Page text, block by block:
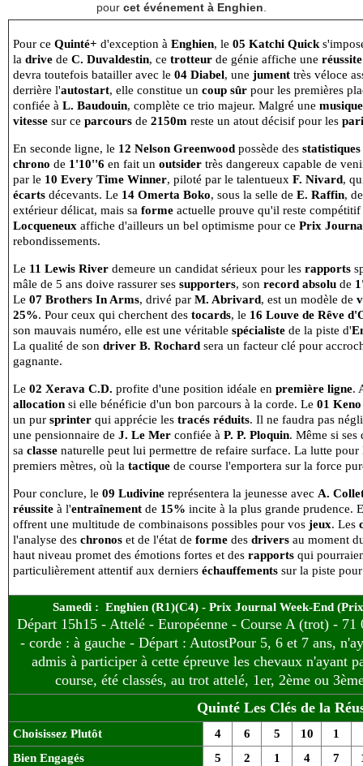
pour cet événement à Enghien.
Pour ce Quinté+ d'exception à Enghien, le 05 Katchi Quick
la drive de C. Duvaldestin, ce trotteur de génie affiche une réussite
devra toutefois batailler avec le 04 Diabel, une jument très véloce
derrière l'autostart, elle constitue un coup sûr pour les premières
confiée à L. Baudouin, complète ce trio majeur. Malgré une musique
vitesse sur ce parcours de 2150m reste un atout décisif pour les
En seconde ligne, le 12 Nelson Greenwood possède des statistiques
chrono de 1'10''6 en fait un outsider très dangereux capable de
par le 10 Every Time Winner, piloté par le talentueux F. Nivard,
écarts décevants. Le 14 Omerta Boko, sous la selle de E. Raffin,
extérieur délicat, mais sa forme actuelle prouve qu'il reste
Locqueneux affiche d'ailleurs un bel optimisme pour ce Prix
rebondissements.
Le 11 Lewis River demeure un candidat sérieux pour les rapports
mâle de 5 ans doive rassurer ses supporters, son record absolu de
Le 07 Brothers In Arms, drivé par M. Abrivard, est un modèle de
25%. Pour ceux qui cherchent des tocards, le 16 Louve de Rêve
son mauvais numéro, elle est une véritable spécialiste de la piste d'
La qualité de son driver B. Rochard sera un facteur clé pour
gagnante.
Le 02 Xerava C.D. profite d'une position idéale en première ligne.
allocation si elle bénéficie d'un bon parcours à la corde. Le 01
un pur sprinter qui apprécie les tracés réduits. Il ne faudra pas
une pensionnaire de J. Le Mer confiée à P. P. Ploquin. Même si ses
sa classe naturelle peut lui permettre de refaire surface. La lutte
premiers mètres, où la tactique de course l'emportera sur la force
Pour conclure, le 09 Ludivine représentera la jeunesse avec A.
réussite à l'entraînement de 15% incite à la plus grande prudence.
offrent une multitude de combinaisons possibles pour vos jeux. Les
l'analyse des chronos et de l'état de forme des drivers au moment
haut niveau promet des émotions fortes et des rapports qui
particulièrement attentif aux derniers échauffements sur la piste
Samedi : Enghien (R1)(C4) - Prix Journal Week-End
Départ 15h15 - Attelé - Européenne - Course A (trot) - 71
- corde : à gauche - Départ : AutostPour 5, 6 et 7 ans,
admis à participer à cette épreuve les chevaux n'ayant
course, été classés, au trot attelé, 1er, 2ème ou
Quinté Les Clés de la
Choisissez Plutôt 4 6 5 10
1
Bien Engagés
5 2 1 4 7